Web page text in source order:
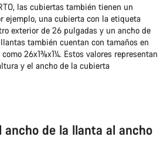
las cubiertas también tienen un
ejemplo, una cubierta con la etiqueta
exterior de 26 pulgadas y un ancho de
también cuentan con tamaños en
26x1⅜x1¼. Estos valores representan
y el ancho de la cubierta
ancho de la llanta al ancho